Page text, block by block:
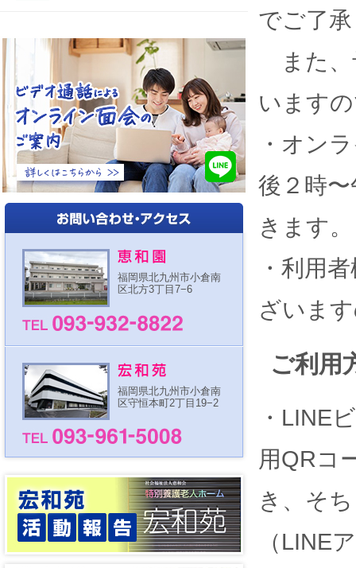
福岡県北九州市小倉南
区北方3丁目7−6
福岡県北九州市小倉南
区守恒本町2丁目19−2
でご了
また、
います
・オン
後２時
きます。
・利用
ざいま
ご利用
・LINE
用QRコ
き、そ
（LINE